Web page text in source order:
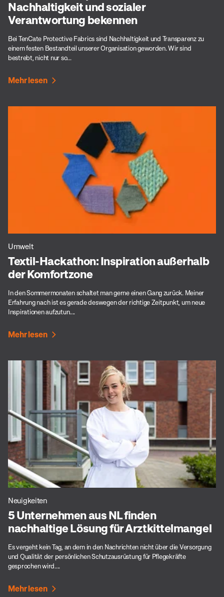
Nachhaltigkeit und sozialer
Verantwortung bekennen
Bei TenCate Protective Fabrics sind Nachhaltigkeit und Transparenz zu
einem festen Bestandteil unserer Organisation geworden. Wir sind
bestrebt, nicht nur so...
Mehr lesen
Umwelt
Textil-Hackathon: Inspiration außerhalb
der Komfortzone
In den Sommermonaten schaltet man gerne einen Gang zurück. Meiner
Erfahrung nach ist es gerade deswegen der richtige Zeitpunkt, um neue
Inspirationen aufzutun....
Mehr lesen
Neuigkeiten
5 Unternehmen aus NL finden
nachhaltige Lösung für Arztkittelmangel
Es vergeht kein Tag, an dem in den Nachrichten nicht über die Versorgung
und Qualität der persönlichen Schutzausrüstung für Pflegekräfte
gesprochen wird....
Mehr lesen